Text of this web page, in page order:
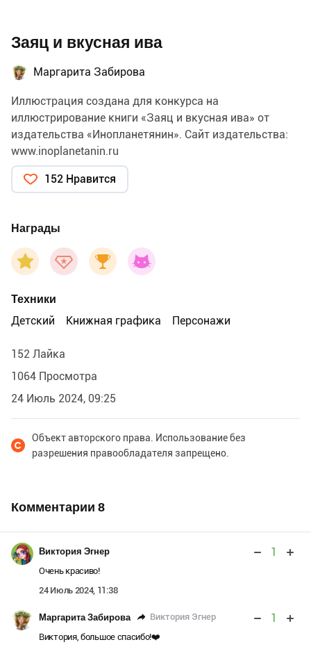
Заяц и вкусная ива
Маргарита Забирова
Иллюстрация создана для конкурса на
иллюстрирование книги «Заяц и вкусная ива» от
издательства «Инопланетянин». Сайт издательства:
www.inoplanetanin.ru
152 Нравится
Награды
Техники
Детский
Книжная графика Персонажи
152 Лайка
1064 Просмотра
24 Июль 2024, 09:25
Объект авторского права. Использование без
разрешения правообладателя запрещено.
Комментарии 8
Виктория Эгнер 1
Очень красиво!
24 Июль 2024, 11:38
Маргарита Забирова Виктория Эгнер 1
Виктория, большое спасибо!❤️